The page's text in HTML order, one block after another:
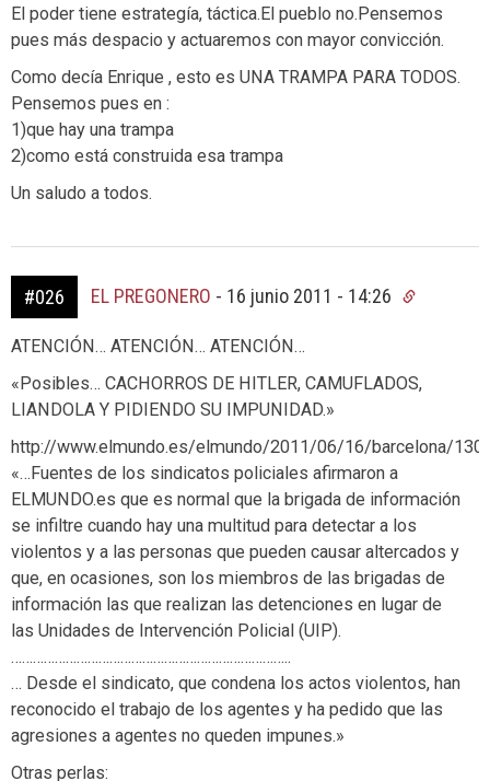
El poder tiene estrategía, táctica.El pueblo no.Pensemos
pues más despacio y actuaremos con mayor convicción.
Como decía Enrique , esto es UNA TRAMPA PARA TODOS.
Pensemos pues en :
1)que hay una trampa
2)como está construida esa trampa
Un saludo a todos.
#026 EL PREGONERO - 16 junio 2011 - 14:26
ATENCIÓN… ATENCIÓN… ATENCIÓN…
«Posibles… CACHORROS DE HITLER, CAMUFLADOS,
LIANDOLA Y PIDIENDO SU IMPUNIDAD.»
http://www.elmundo.es/elmundo/2011/06/16/barcelona/
«…Fuentes de los sindicatos policiales afirmaron a
ELMUNDO.es que es normal que la brigada de información
se infiltre cuando hay una multitud para detectar a los
violentos y a las personas que pueden causar altercados y
que, en ocasiones, son los miembros de las brigadas de
información las que realizan las detenciones en lugar de
las Unidades de Intervención Policial (UIP).
…………………………………………………………………..
… Desde el sindicato, que condena los actos violentos, han
reconocido el trabajo de los agentes y ha pedido que las
agresiones a agentes no queden impunes.»
Otras perlas: